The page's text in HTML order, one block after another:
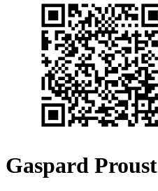
Gaspard Proust